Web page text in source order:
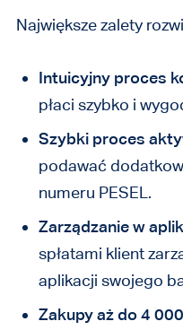
Największe zalety
Intuicyjny proces
płaci szybko i
Szybki proces
podawać
numeru PESEL.
Zarządzanie w
spłatami klient
aplikacji swojego
Zakupy aż do 4 000